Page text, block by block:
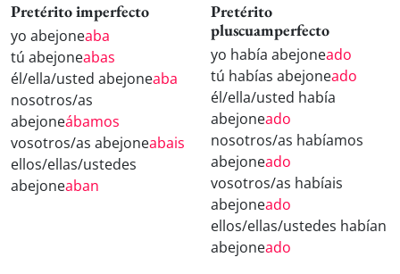
Pretérito imperfecto
yo abejoneaba
tú abejoneabas
él/ella/usted abejoneaba
nosotros/as
abejoneábamos
vosotros/as abejoneabais
ellos/ellas/ustedes
abejoneaban
Pretérito
pluscuamperfecto
yo había abejoneado
tú habías abejoneado
él/ella/usted había
abejoneado
nosotros/as habíamos
abejoneado
vosotros/as habíais
abejoneado
ellos/ellas/ustedes habían
abejoneado